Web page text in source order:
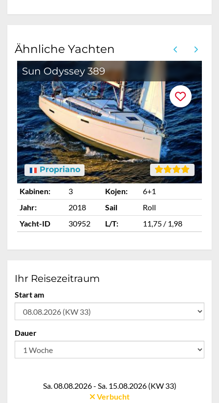
Ähnliche Yachten
Sun Odyssey 389
Propriano
Kabinen: 3 Kojen:
6+1
Jahr:
2018 Sail
Roll
Yacht-ID
30952 L/T: 11,75 / 1,98
Ihr Reisezeitraum
Start am
Dauer
Sa. 08.08.2026 - Sa. 15.08.2026 (KW 33)
Verbucht